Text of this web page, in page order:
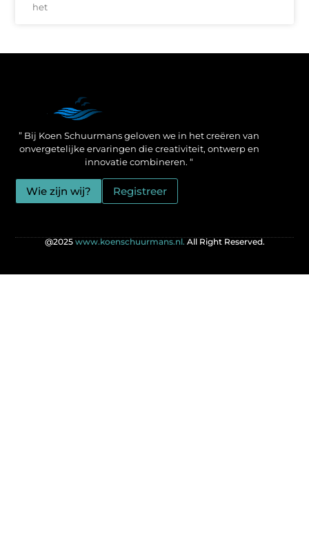
het
” Bij Koen Schuurmans geloven we in het creëren van
onvergetelijke ervaringen die creativiteit, ontwerp en
innovatie combineren. “
Wie zijn wij? Registreer
@2025 www.koenschuurmans.nl. All Right Reserved.